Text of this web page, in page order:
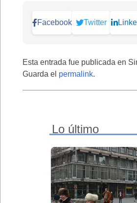
Facebook Twitter
Esta entrada fue publicada en
Guarda el permalink.
Lo último